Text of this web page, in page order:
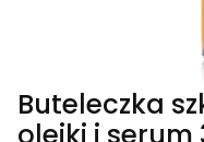
Buteleczka